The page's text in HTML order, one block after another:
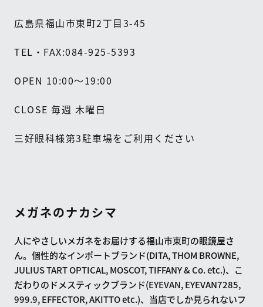
広島県福山市東町2丁目3-45
TEL ・ FAX:084-925-5393
OPEN 10:00～19:00
CLOSE 毎週 木曜日
三好眼科様第3駐車場をご利用ください
メガネのナカシマ
人にやさしいメガネをお届けする福山市東町の眼鏡屋さ
ん。個性的なインポートブランド(DITA, THOM BROWNE,
JULIUS TART OPTICAL, MOSCOT, TIFFANY & Co. etc.)、こ
だわりのドメスティックブランド(EYEVAN, EYEVAN7285,
999.9, EFFECTOR, AKITTO etc.)、当店でしか見られないフ